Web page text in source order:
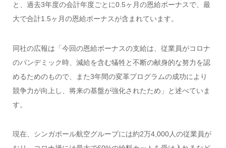
と、過去3年度の会計年度ごとに0.5ヶ月の恩給ボーナスで、最
大で合計1.5ヶ月の恩給ボーナスが含まれています。
同社の広報は「今回の恩給ボーナスの支給は、従業員がコロナ
のパンデミック時、減給を含む犠牲と不断の献身的な努力を認
めるためのもので、また3年間の変革プログラムの成功により
競争力が向上し、将来の基盤が強化されたため」と述べていま
す。
現在、シンガポール航空グループには約2万4,000人の従業員が